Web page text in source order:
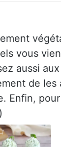
vous
aussi
de les
Enfin,